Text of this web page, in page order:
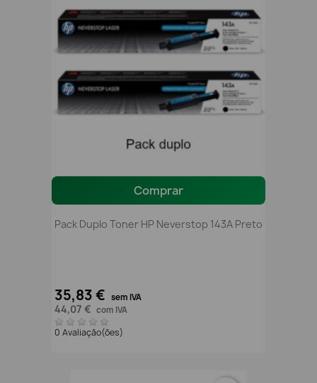
Comprar
Pack Duplo Toner HP Neverstop 143A Preto
35,83 € sem IVA
44,07 € com IVA
0 Avaliação(ões)